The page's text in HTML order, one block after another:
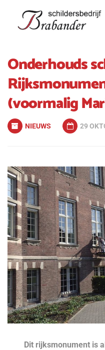
Onderhouds
(voormalig
NIEUWS 29
Dit rijksmonument is